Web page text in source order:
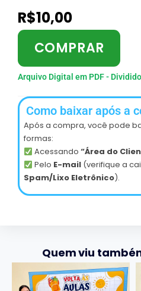
R$10,00
COMPRAR
Arquivo Digital em PDF -
Como baixar após a
Após a compra, você pode
formas:
Acessando “Área do
Pelo E-mail(verifique a
Spam/Lixo Eletrônico).
Quem viu